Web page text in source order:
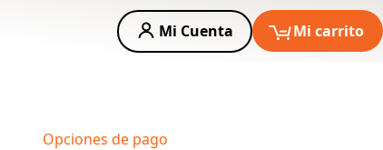
Mi Cuenta Mi carrito
Opciones de pago